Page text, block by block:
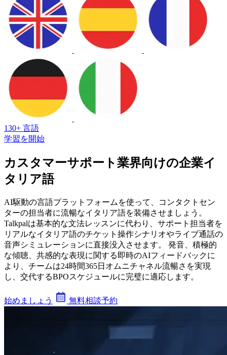
130+ 言語
学習を開始
カスタマーサポート業界向けの企業イ
タリア語
AI駆動の言語プラットフォームを使って、コンタクトセン
ターの担当者に流暢なイタリア語を装備させましょう。
Talkpalは基本的な文法レッスンに代わり、サポート担当者を
リアルなイタリア語のチケット操作シナリオやライブ通話の
音声シミュレーションに直接没入させます。 発音、積極的
な傾聴、共感的な表現に関する即時のAIフィードバックに
より、チームは24時間365日オムニチャネル流暢さを実現
し、交代するBPOスケジュールに完璧に適応します。
始めましょう 無料相談予約